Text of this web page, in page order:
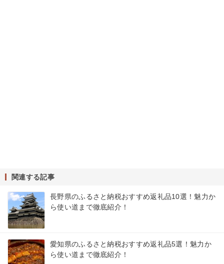
関連する記事
長野県のふるさと納税おすすめ返礼品10選！魅力か
ら使い道まで徹底紹介！
愛知県のふるさと納税おすすめ返礼品5選！魅力か
ら使い道まで徹底紹介！